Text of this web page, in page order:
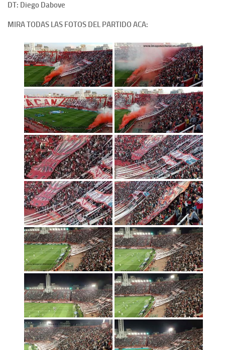
DT: Diego Dabove
MIRA TODAS LAS FOTOS DEL PARTIDO ACA: